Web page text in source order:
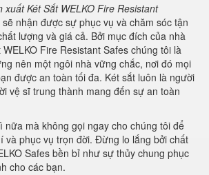
xuất Két Sắt WELKO Fire Resistant
nhận được sự phục vụ và chăm sóc tận
lượng và giá cả. Bởi mục đích của nhà
Fire Resistant Safes chúng tôi là
nên một ngôi nhà vững chắc, nơi đó mọi
được an toàn tối đa. Két sắt luôn là người
vệ sĩ trung thành mang đến sự an toàn
nữa mà không gọi ngay cho chúng tôi để
và phục vụ trọn đời. Đừng lo lắng bởi chất
Safes bền bỉ như sự thủy chung phục
cho các bạn.